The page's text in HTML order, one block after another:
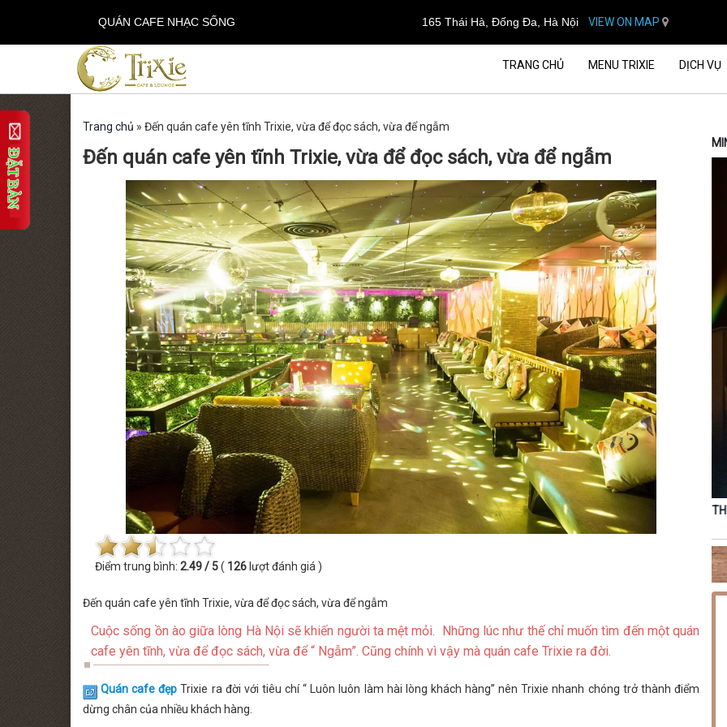
QUÁN CAFE NHẠC SỐNG 165 Thái Hà, Đống Đa, Hà Nội VIEW ON MAP
TRANG CHỦ MENU TRIXIE DỊCH VỤ
Trang chủ » Đến quán cafe yên tĩnh Trixie, vừa để đọc sách, vừa để ngẫm
Đến quán cafe yên tĩnh Trixie, vừa để đọc sách, vừa để ngẫm
Điểm trung bình: 2.49 / 5( 126 lượt đánh giá )
Đến quán cafe yên tĩnh Trixie, vừa để đọc sách, vừa để ngẫm
Cuộc sống ồn ào giữa lòng Hà Nội sẽ khiến người ta mệt mỏi. Những lúc như thế chỉ muốn tìm đến một quán
cafe yên tĩnh, vừa để đọc sách, vừa để “ Ngẫm”. Cũng chính vì vậy mà quán cafe Trixie ra đời.
Quán cafe đẹp Trixie ra đời với tiêu chí “ Luôn luôn làm hài lòng khách hàng” nên Trixie nhanh chóng trở thành điểm
dừng chân của nhiều khách hàng.
MINISHOW TĂNG PHÚC THỨ SÁU [14.08.2026] MINISHOW HOÀNG HẢI
THỨ SÁU [18.09.2026] – MINISHOW NGUYỄN ĐÌNH TUẤN
DŨNG